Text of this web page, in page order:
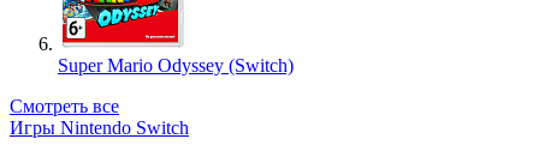
Super Mario Odyssey (Switch)
Смотреть все
Игры Nintendo Switch